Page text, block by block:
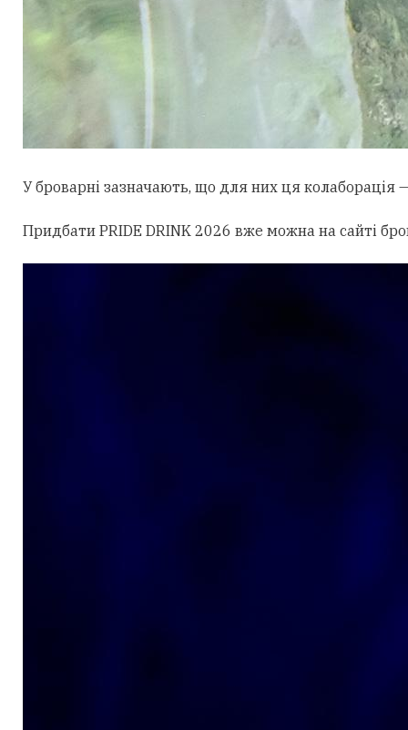
У броварні зазначають, що для них ця колаборація
Придбати PRIDE DRINK 2026 вже можна на сайті